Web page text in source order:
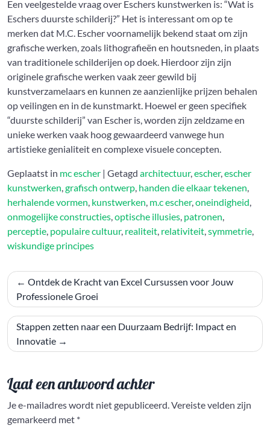
Een veelgestelde vraag over Eschers kunstwerken is: “Wat is
Eschers duurste schilderij?” Het is interessant om op te
merken dat M.C. Escher voornamelijk bekend staat om zijn
grafische werken, zoals lithografieën en houtsneden, in plaats
van traditionele schilderijen op doek. Hierdoor zijn zijn
originele grafische werken vaak zeer gewild bij
kunstverzamelaars en kunnen ze aanzienlijke prijzen behalen
op veilingen en in de kunstmarkt. Hoewel er geen specifiek
“duurste schilderij” van Escher is, worden zijn zeldzame en
unieke werken vaak hoog gewaardeerd vanwege hun
artistieke genialiteit en complexe visuele concepten.
Geplaatst in mc escher | Getagd architectuur,escher,escher
kunstwerken,grafisch ontwerp, handen die elkaar tekenen,
herhalende vormen, kunstwerken, m.c escher,oneindigheid,
onmogelijke constructies,optische illusies, patronen,
perceptie, populaire cultuur, realiteit, relativiteit,symmetrie,
wiskundige principes
Bericht
navigatie
Ontdek de Kracht van Excel Cursussen voor Jouw
Professionele Groei
Stappen zetten naar een Duurzaam Bedrijf: Impact en
Innovatie
Laat een antwoord achter
Je e-mailadres wordt niet gepubliceerd.Vereiste velden zijn
gemarkeerd met *